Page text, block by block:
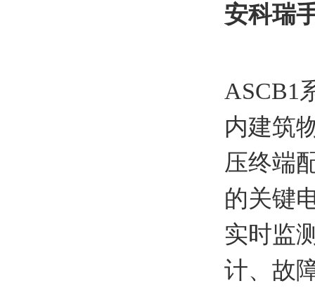
安科瑞
ASCB1
内建筑
压终端
的关键
实时监
计、故